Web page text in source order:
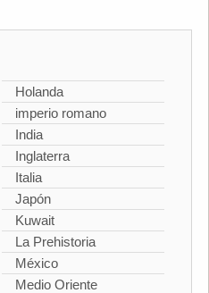
Holanda
imperio romano
India
Inglaterra
Italia
Japón
Kuwait
La Prehistoria
México
Medio Oriente